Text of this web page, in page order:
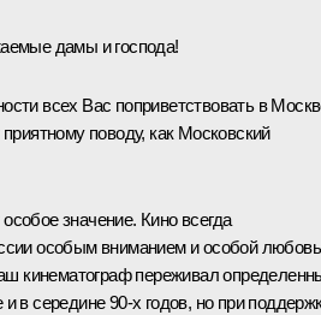
дамы и господа!
всех Вас поприветствовать в
поводу, как Московский
значение. Кино всегда
особым вниманием и особой
кинематограф переживал
в середине 90-х годов, но при